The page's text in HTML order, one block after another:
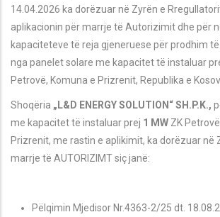
14.04.2026 ka dorëzuar në Zyrën e
aplikacionin për marrje të Autorizimit dhe për
kapaciteteve të reja gjeneruese për prodhim
nga panelet solare me kapacitet të instaluar
Petrovë, Komuna e Prizrenit, Republika e
Shoqëria „L&D ENERGY SOLUTION“ SH.P.K.,
me kapacitet të instaluar prej 1 MW ZK Petrovë
Prizrenit, me rastin e aplikimit, ka dorëzuar në
marrje të AUTORIZIMT siç janë:
Pëlqimin Mjedisor Nr.4363-2/25 dt.